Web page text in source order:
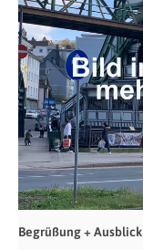
Begrüßung + Ausblick